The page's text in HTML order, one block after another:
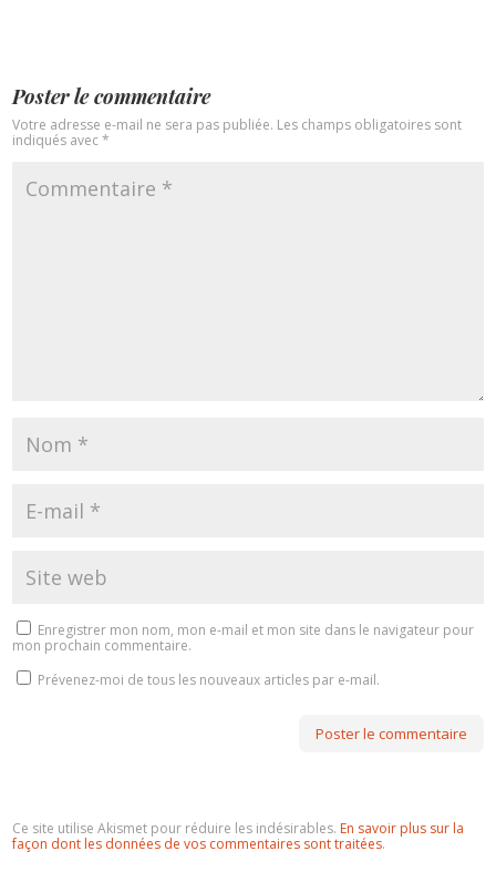
Poster le commentaire
Votre adresse e-mail ne sera pas publiée. Les champs obligatoires sont
indiqués avec*
Enregistrer mon nom, mon e-mail et mon site dans le navigateur pour
mon prochain commentaire.
Prévenez-moi de tous les nouveaux articles par e-mail.
Ce site utilise Akismet pour réduire les indésirables. En savoir plus sur la
façon dont les données de vos commentaires sont traitées.